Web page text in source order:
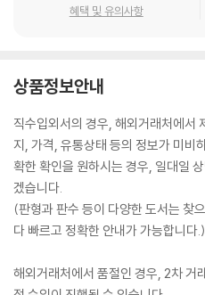
혜택 및 유의사항
상품정보안내
직수입외서의 경우, 해외거래처에서
지, 가격, 유통상태 등의 정보가 미비
확한 확인을 원하시는 경우, 일대일
겠습니다.
(판형과 판수 등이 다양한 도서는 찾
다 빠르고 정확한 안내가 가능합니다.)
해외거래처에서 품절인 경우, 2차 거